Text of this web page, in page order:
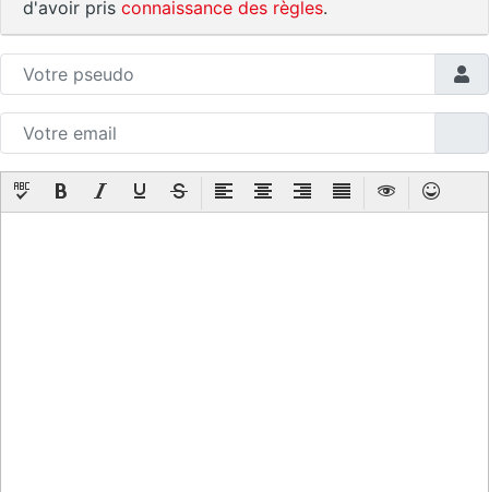
d'avoir pris connaissance des règles.